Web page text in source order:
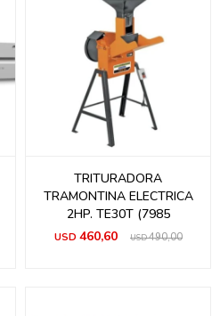
TRITURADORA
TRAMONTINA ELECTRICA
2HP. TE30T (7985
USD 460,60 USD490,00